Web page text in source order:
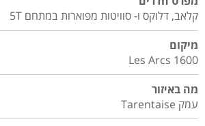
קלאב, דלוקס ו- סוויטות מפוארות במתחם 5T
מיקום
Les Arcs 1600
מה באיזור
עמק Tarentaise